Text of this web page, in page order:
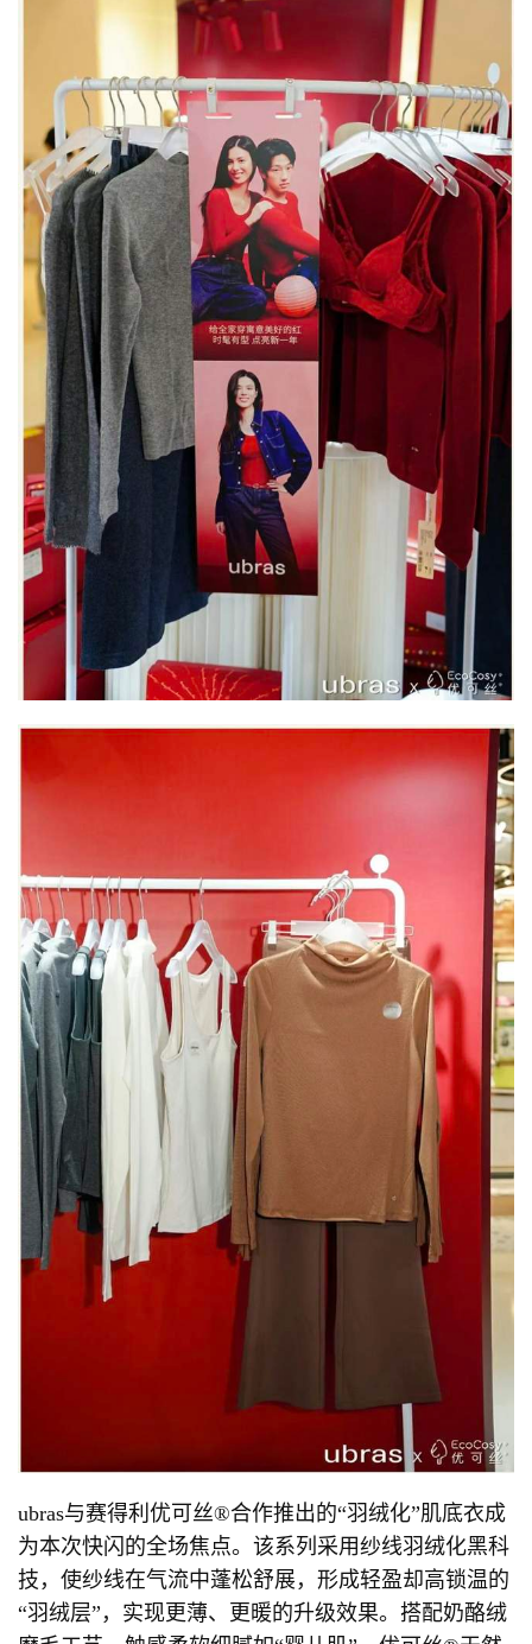
ubras与赛得利优可丝®合作推出的“羽绒化”肌底衣成
为本次快闪的全场焦点。该系列采用纱线羽绒化黑科
技，使纱线在气流中蓬松舒展，形成轻盈却高锁温的
“羽绒层”，实现更薄、更暖的升级效果。搭配奶酪绒